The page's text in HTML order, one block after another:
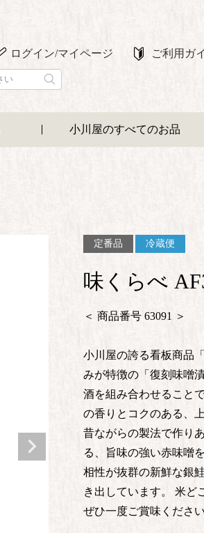
ログイン/マイページ ご利用ガ
小川屋のすべてのお品
定番品 冷蔵便
味くらべ
商品番号 63091
小川屋の誇る看板商品
みが特徴の「復刻味噌
酒を組み合わせること
の香りとコクのある、
昔ながらの製法で作り
る、旨味の強い赤味噌
相性が抜群の新鮮な銀
き出しています。 米ど
ぜひ一度ご賞味くださ